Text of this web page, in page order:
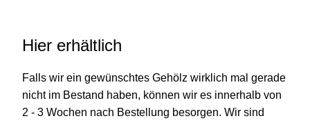
Hier erhältlich
Falls wir ein gewünschtes Gehölz wirklich mal gerade
nicht im Bestand haben, können wir es innerhalb von
2 - 3 Wochen nach Bestellung besorgen. Wir sind